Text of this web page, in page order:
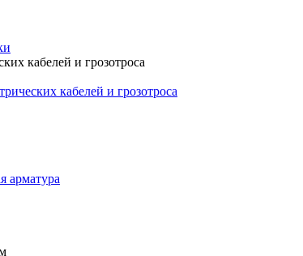
кабелей и грозотроса
кабелей и грозотроса
арматура